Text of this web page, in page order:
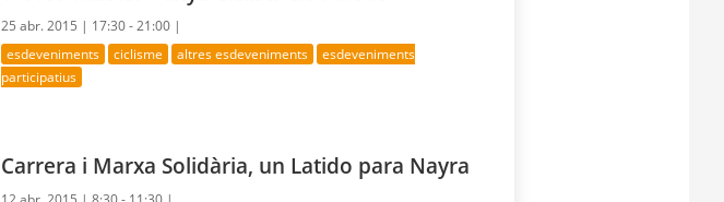
25 abr. 2015 | 17:30 - 21:00 |
esdeveniments ciclisme altres esdeveniments
esdeveniments
participatius
Carrera i Marxa Solidària, un Latido para Nayra